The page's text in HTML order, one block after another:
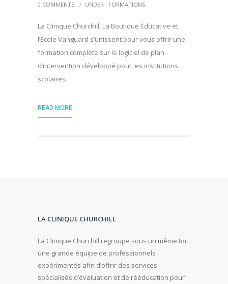
0 COMMENTS
/ UNDER : FORMATIONS
La Clinique Churchill, La Boutique Éducative et
l’École Vanguard s’unissent pour vous offrir une
formation complète sur le logiciel de plan
d’intervention développé pour les institutions
scolaires.
READ MORE
LA CLINIQUE CHURCHILL
La Clinique Churchill regroupe sous un même toit
une grande équipe de professionnels
expérimentés afin d’offrir des services
spécialisés d’évaluation et de rééducation pour